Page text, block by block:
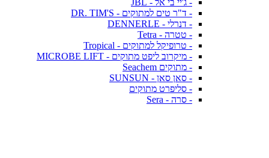
- ג'יי בי אל - JBL
- ד"ר טים למתוקים - DR. TIM'S
- דנרלי - DENNERLE
- טטרה - Tetra
- טרופיקל למתוקים - Tropical
- מיקרוב ליפט מתוקים - MICROBE LIFT
- מתוקים Seachem
- סאן סאן - SUNSUN
- סליפרט מתוקים
- סרה - Sera